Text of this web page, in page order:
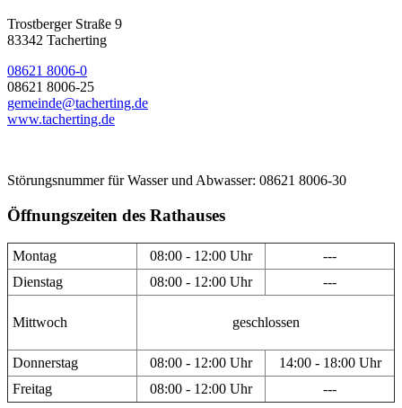
Trostberger Straße 9
83342 Tacherting
08621 8006-0
08621 8006-25
gemeinde@tacherting.de
www.tacherting.de
Störungsnummer für Wasser und Abwasser: 08621 8006-30
Öffnungszeiten des Rathauses
Montag 08:00 - 12:00 Uhr
---
Dienstag
08:00 - 12:00 Uhr ---
Mittwoch geschlossen
Donnerstag 08:00 - 12:00 Uhr
14:00 - 18:00 Uhr
Freitag
08:00 - 12:00 Uhr ---